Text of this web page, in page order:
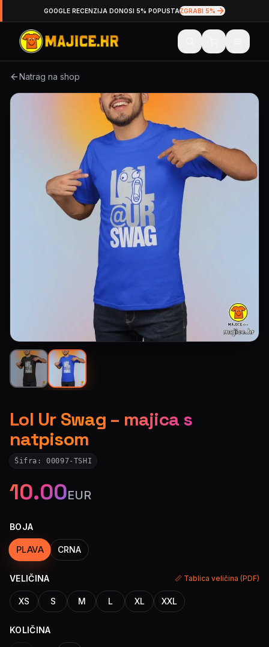
GOOGLE RECENZIJA DONOSI 5% POPUSTAZGRABI 5%
Natrag na shop
Lol Ur Swag – majica s
natpisom
Šifra:00097-TSHI
10.00EUR
BOJA
PLAVA CRNA
VELIČINA 📏 Tablica veličina (PDF)
XS S M L XL XXL
KOLIČINA